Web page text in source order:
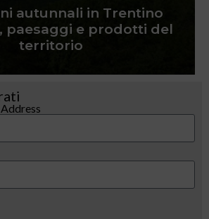
autunnali in Trentino
paesaggi e prodotti del
territorio